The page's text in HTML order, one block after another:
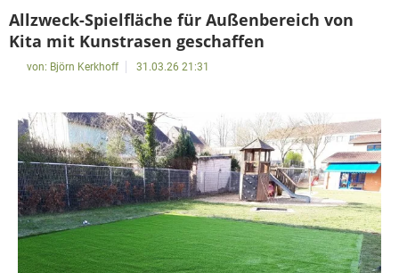
Allzweck-Spielfläche für Außenbereich von
Kita mit Kunstrasen geschaffen
von: Björn Kerkhoff 31.03.26 21:31